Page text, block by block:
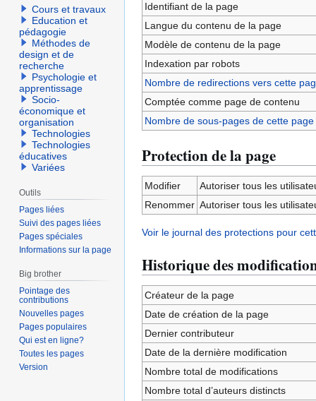
Identifiant de la page
Langue du contenu de la page
Modèle de contenu de la page
Indexation par robots
Nombre de redirections vers cette
Comptée comme page de contenu
Nombre de sous-pages de cette page
Protection de la page
Modifier
Autoriser tous les
Renommer Autoriser tous les
Voir le journal des protections pour
Historique des
Créateur de la page
Date de création de la page
Dernier contributeur
Date de la dernière modification
Nombre total de modifications
Nombre total d’auteurs distincts
Cours et travaux
Education et
pédagogie
Méthodes de
design et de
recherche
Psychologie et
apprentissage
Socio-
économique et
organisation
Technologies
Technologies
éducatives
Variées
Outils
Pages liées
Suivi des pages liées
Pages spéciales
Informations sur la page
Big brother
Pointage des
contributions
Nouvelles pages
Pages populaires
Qui est en ligne?
Toutes les pages
Version